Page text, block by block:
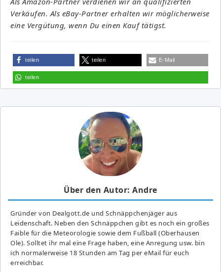
Verkäufen. Als eBay-Partner erhalten wir möglicherweise
eine Vergütung, wenn Du einen Kauf tätigst.
teilen teilen E-Mail
teilen
Über den Autor: Andre
Gründer von Dealgott.de und Schnäppchenjäger aus
Leidenschaft. Neben den Schnäppchen gibt es noch ein großes
Fai­ble für die Meteorologie sowie dem Fußball (Oberhausen
Ole). Solltet ihr mal eine Frage haben, eine Anregung usw. bin
ich normalerweise 18 Stunden am Tag per eMail für euch
erreichbar.